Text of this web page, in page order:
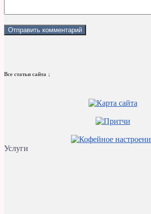
Все статьи сайта ↓
Услуги